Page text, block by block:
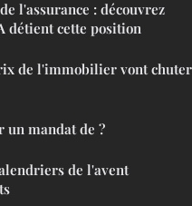
l'assurance : découvrez
détient cette position
de l'immobilier vont chuter
un mandat de ?
de l'avent